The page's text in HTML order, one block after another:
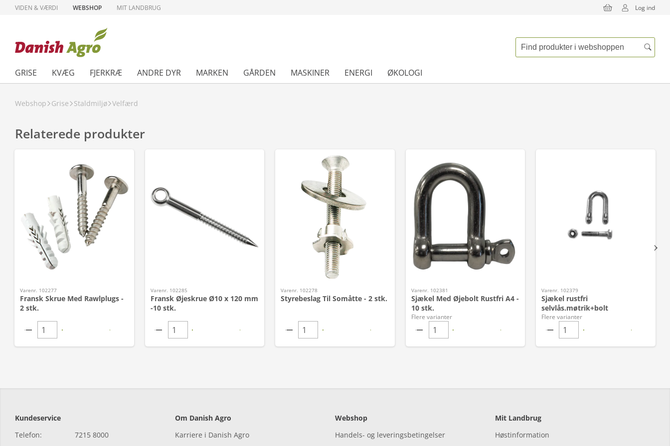
VIDEN & VÆRDI WEBSHOP MIT LANDBRUG Log ind
GRISE KVÆG FJERKRÆ ANDRE DYR MARKEN GÅRDEN MASKINER ENERGI ØKOLOGI
Webshop Grise Staldmiljø Velfærd
Relaterede produkter
Varenr. 102277
Fransk Skrue Med Rawlplugs -
2 stk.
Varenr. 102285
Fransk Øjeskrue Ø10 x 120 mm
-10 stk.
Varenr. 102278
Styrebeslag Til Somåtte - 2 stk.
Varenr. 102381
Sjækel Med Øjebolt Rustfri A4 -
10 stk.
Flere varianter
Varenr. 102379
Sjækel rustfri
selvlås.møtrik+bolt
Flere varianter
Kundeservice
Telefon:
7215 8000
Om Danish Agro
Karriere i Danish Agro
Webshop
Handels- og leveringsbetingelser
Mit Landbrug
Høstinformation